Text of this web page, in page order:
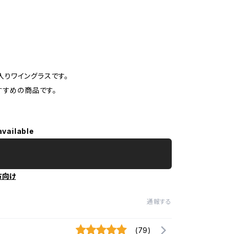
ワイングラスです。
めの商品です。
向け
通報する
(79)